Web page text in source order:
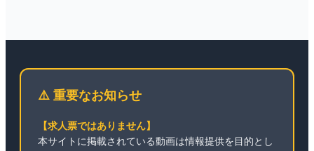
⚠️ 重要なお知らせ
【求人票ではありません】
本サイトに掲載されている動画は情報提供を目的とし